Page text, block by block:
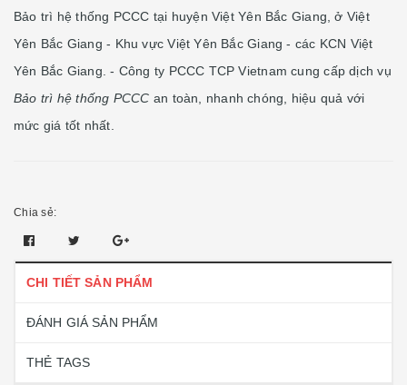
Bảo trì hệ thống PCCC tại huyện Việt Yên Bắc Giang, ở Việt
Yên Bắc Giang - Khu vực Việt Yên Bắc Giang - các KCN Việt
Yên Bắc Giang. - Công ty PCCC TCP Vietnam cung cấp dịch vụ
Bảo trì hệ thống PCCC an toàn, nhanh chóng, hiệu quả với
mức giá tốt nhất.
Chia sẻ:
CHI TIẾT SẢN PHẨM
ĐÁNH GIÁ SẢN PHẨM
THẺ TAGS